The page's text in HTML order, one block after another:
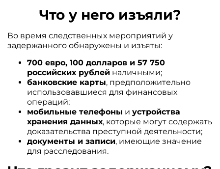
Что у него изъяли?
Во время следственных мероприятий у
задержанного обнаружены и изъяты:
700 евро, 100 долларов и 57 750
российских рублей наличными;
банковские карты, предположительно
использовавшиеся для финансовых
операций;
мобильные телефоны иустройства
хранения данных, которые могут содержать
доказательства преступной деятельности;
документы и записи, имеющие значение
для расследования.